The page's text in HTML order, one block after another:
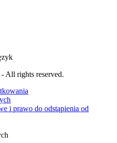
- All rights reserved.
i prawo do odstąpienia od